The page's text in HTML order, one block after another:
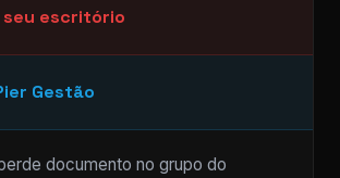
seu escritório
Gestão
documento no grupo do